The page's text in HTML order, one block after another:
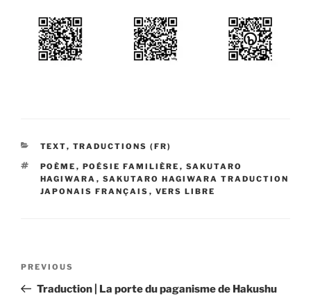
CATEGORIES
TEXT, TRADUCTIONS (FR)
TAGS
POÈME , POÉSIE FAMILIÈRE , SAKUTARO
HAGIWARA , SAKUTARO HAGIWARA TRADUCTION
JAPONAIS FRANÇAIS , VERS LIBRE
Previous
Post
PREVIOUS
Traduction | La porte du paganisme de Hakushu